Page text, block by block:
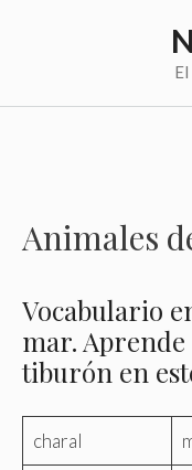
Animales
Vocabulario
mar.
tiburón en
charal